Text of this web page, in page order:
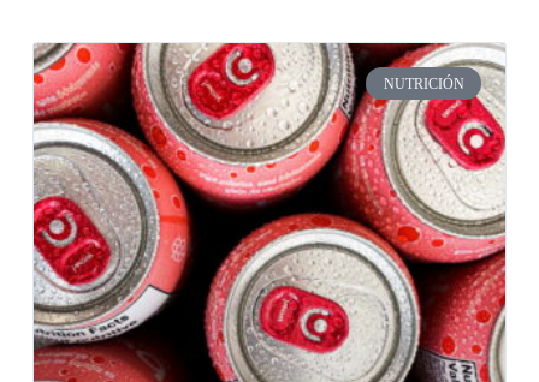
NUTRICIÓN